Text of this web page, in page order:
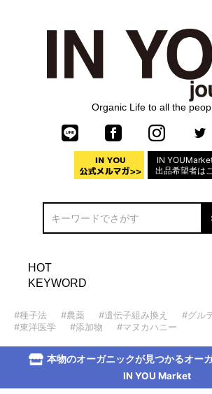
Organic Life to all the
IN
出品希望者は
HOT
KEYWORD
#種子法 #農薬 #遺伝子組み換え
#グル
#東洋医学
#添加物 #マヌカハニー
本物のオーガニックが見つかるオー
IN YOU Market